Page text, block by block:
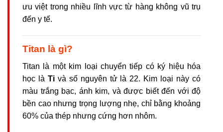
ưu việt trong nhiều lĩnh vực từ hàng không vũ trụ
đến y tế.
Titan là gì?
Titan là một kim loại chuyển tiếp có ký hiệu hóa
học là Tivà số nguyên tử là 22. Kim loại này có
màu trắng bạc, ánh kim, và được biết đến với độ
bền cao nhưng trọng lượng nhẹ, chỉ bằng khoảng
60% của thép nhưng cứng hơn nhôm.